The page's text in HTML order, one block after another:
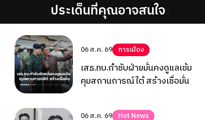
';ประเด็นที่คุณอาจสนใจ';
06 ส.ค. 69 การเมือง
เสธ.ทบ.กำชับฝ่ายมั่นคงดูแลเข้ม
คุมสถานการณ์ใต้ สร้างเชื่อมั่น
06 ส.ค. 69 Hot News